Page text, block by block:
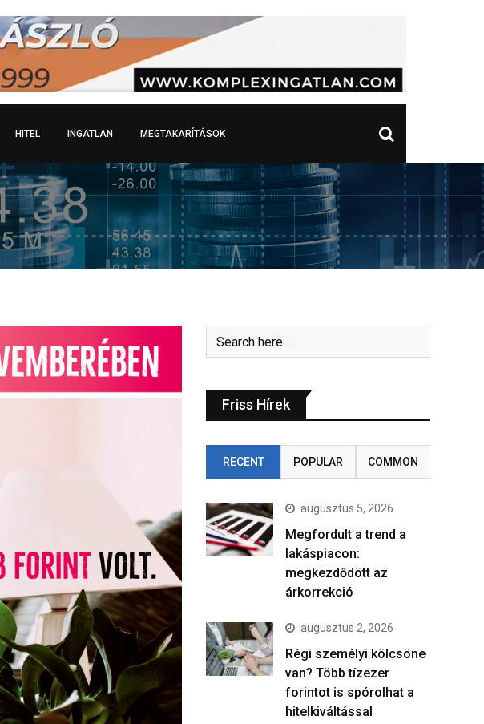
HITEL INGATLAN MEGTAKARÍTÁSOK
Friss Hírek
RECENT POPULAR COMMON
augusztus 5, 2026
Megfordult a trend a
lakáspiacon:
megkezdődött az
árkorrekció
augusztus 2, 2026
Régi személyi kölcsöne
van? Több tízezer
forintot is spórolhat a
hitelkiváltással